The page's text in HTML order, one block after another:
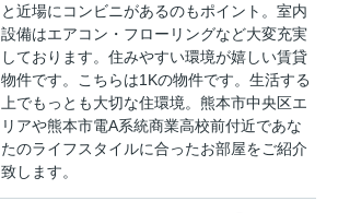
と近場にコンビニがあるのもポイント。室内
設備はエアコン・フローリングなど大変充実
しております。住みやすい環境が嬉しい賃貸
物件です。こちらは1Kの物件です。生活する
上でもっとも大切な住環境。熊本市中央区エ
リアや熊本市電A系統商業高校前付近であな
たのライフスタイルに合ったお部屋をご紹介
致します。